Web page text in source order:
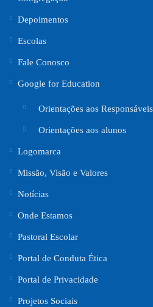
Depoimentos
Escolas
Fale Conosco
Google for Education
Orientações aos Responsáveis
Orientações aos alunos
Logomarca
Missão, Visão e Valores
Notícias
Onde Estamos
Pastoral Escolar
Portal de Conduta Ética
Portal de Privacidade
Projetos Sociais